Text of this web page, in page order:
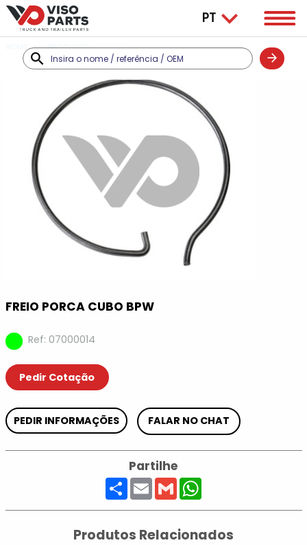
PRODUTOS BPW
FREIO PORCA CUBO BPW
Ref: 07000014
Pedir Cotação
PEDIR INFORMAÇÕES FALAR NO CHAT
Partilhe
ShareEmailGmail
Produtos Relacionados